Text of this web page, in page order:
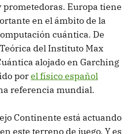
Europa tiene
en el ámbito de la
cuántica. De
del Instituto Max
alojado en Garching
porel físico español
referencia mundial.
Continente está actuando
este terreno de juego. Y es